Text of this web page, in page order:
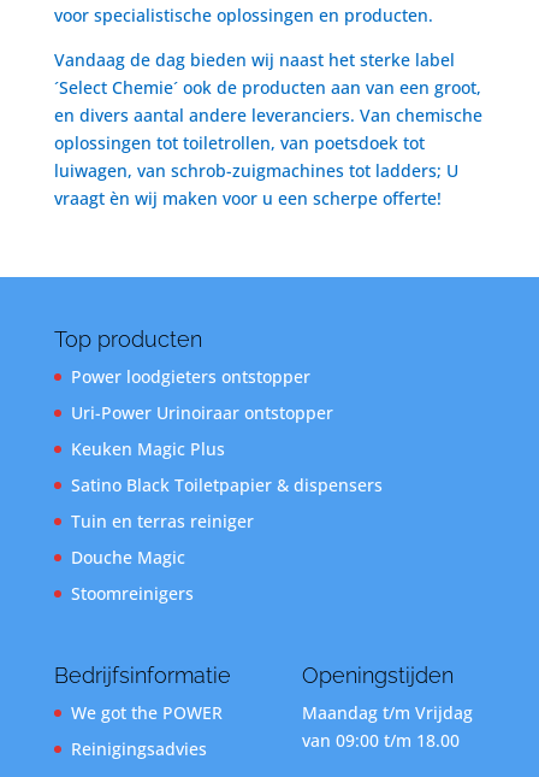
voor specialistische oplossingen en producten.
Vandaag de dag bieden wij naast het sterke label
´Select Chemie´ ook de producten aan van een groot,
en divers aantal andere leveranciers. Van chemische
oplossingen tot toiletrollen, van poetsdoek tot
luiwagen, van schrob-zuigmachines tot ladders; U
vraagt èn wij maken voor u een scherpe offerte!
Top producten
Power loodgieters ontstopper
Uri-Power Urinoiraar ontstopper
Keuken Magic Plus
Satino Black Toiletpapier & dispensers
Tuin en terras reiniger
Douche Magic
Stoomreinigers
Bedrijfsinformatie
We got the POWER
Reinigingsadvies
Openingstijden
Maandag t/m Vrijdag
van 09:00 t/m 18.00